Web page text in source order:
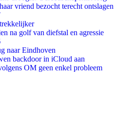
vriend bezocht terecht ontslagen
na golf van diefstal en agressie
naar Eindhoven
backdoor in iCloud aan
OM geen enkel probleem